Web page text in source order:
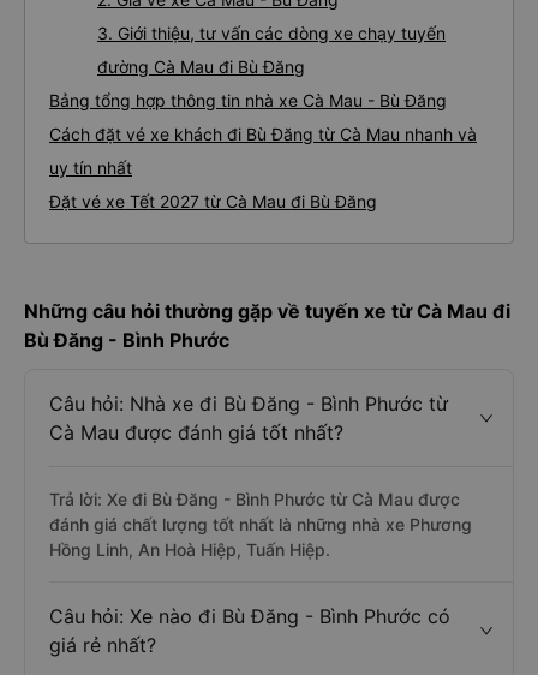
3. Giới thiệu, tư vấn các dòng xe chạy tuyến
đường Cà Mau đi Bù Đăng
Bảng tổng hợp thông tin nhà xe Cà Mau - Bù Đăng
Cách đặt vé xe khách đi Bù Đăng từ Cà Mau nhanh và
uy tín nhất
Đặt vé xe Tết 2027 từ Cà Mau đi Bù Đăng
Những câu hỏi thường gặp về tuyến xe từ Cà Mau đi
Bù Đăng - Bình Phước
Câu hỏi: Nhà xe đi Bù Đăng - Bình Phước từ
Cà Mau được đánh giá tốt nhất?
Trả lời: Xe đi Bù Đăng - Bình Phước từ Cà Mau được
đánh giá chất lượng tốt nhất là những nhà xe Phương
Hồng Linh, An Hoà Hiệp, Tuấn Hiệp.
Câu hỏi: Xe nào đi Bù Đăng - Bình Phước có
giá rẻ nhất?